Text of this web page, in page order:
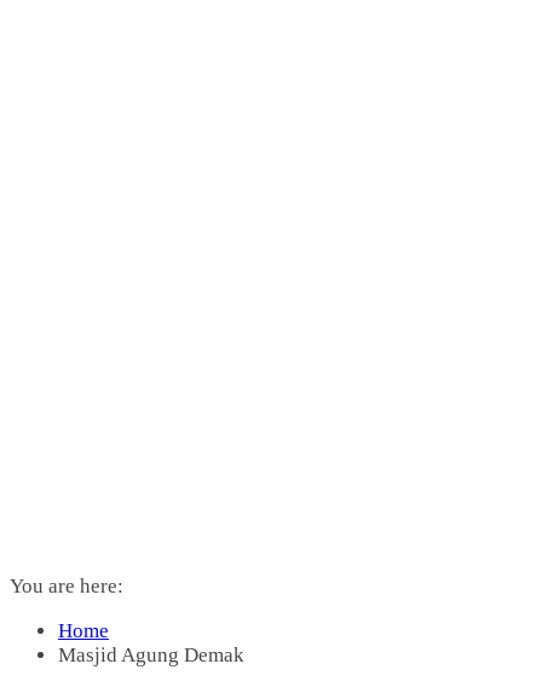
You are here:
Home
Masjid Agung Demak